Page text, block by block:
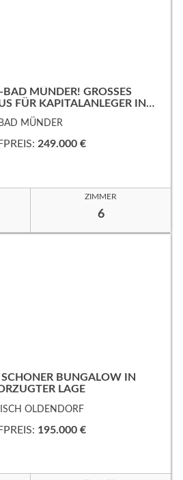
BAD MÜNDER! GROSSES
FÜR KAPITALANLEGER IN B
WOHNLAGE!
BAD MÜNDER
249.000 €
ZIMMER
6
SCHÖNER BUNGALOW IN
LAGE
OLDENDORF
195.000 €